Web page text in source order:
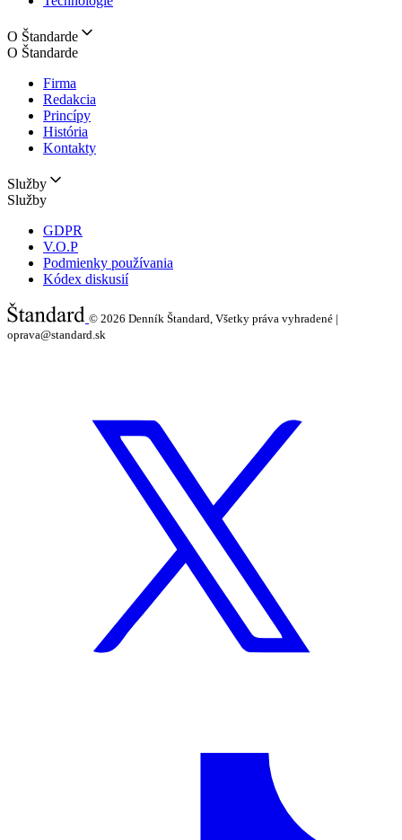
O Štandarde
O Štandarde
Firma
Redakcia
Princípy
História
Kontakty
Služby
Služby
GDPR
V.O.P
Podmienky používania
Kódex diskusií
© 2026 Denník Štandard, Všetky práva vyhradené |
oprava@standard.sk